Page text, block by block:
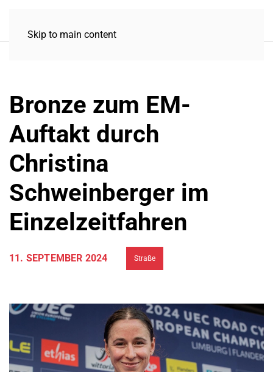
Skip to main content
Bronze zum EM-
Auftakt durch
Christina
Schweinberger im
Einzelzeitfahren
11. SEPTEMBER 2024 Straße